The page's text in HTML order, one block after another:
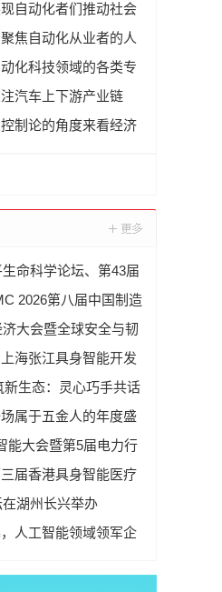
自动化者们推动社会
音
焦自动化从业者的人
化科技领域的各类专
汽车上下游产业链
制论的角度来看经济
命科学论坛、第43届
年会在京开幕
2026第八届中国制造
会全新启程！
大会暨全球安全与韧
隆重召开
海张江具身智能开发
生态：灵心巧手共话
属于五金人的年度盛
能大会暨第5届电力行
，10月相约杭州！
届香港具身智能医疗
讨医疗科技企业出海
湖州长兴举办
人工智能领域领军企